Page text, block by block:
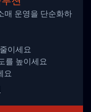
매 운영을 단순화하
이세요
를 높이세요
요